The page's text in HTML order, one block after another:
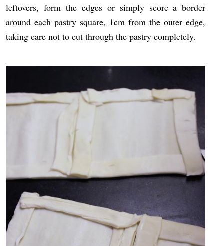
leftovers, form the edges or simply score a border
around each pastry square, 1cm from the outer edge,
taking care not to cut through the pastry completely.